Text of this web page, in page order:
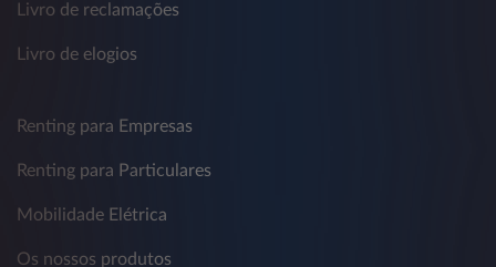
Livro de reclamações
Livro de elogios
Renting para Empresas
Renting para Particulares
Mobilidade Elétrica
Os nossos produtos